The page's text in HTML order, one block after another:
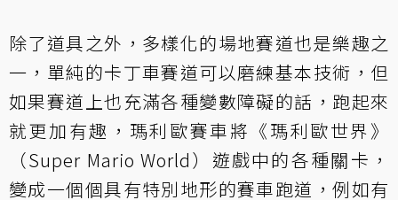
除了道具之外，多樣化的場地賽道也是樂趣之
一，單純的卡丁車賽道可以磨練基本技術，但
如果賽道上也充滿各種變數障礙的話，跑起來
就更加有趣，瑪利歐賽車將《瑪利歐世界》
（Super Mario World）遊戲中的各種關卡，
變成一個個具有特別地形的賽車跑道，例如有